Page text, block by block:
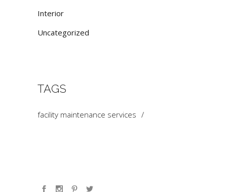
Interior
Uncategorized
TAGS
facility maintenance services